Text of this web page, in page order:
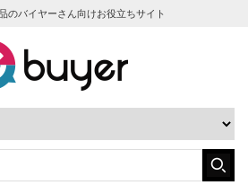
のバイヤーさん向けお役立ちサイト